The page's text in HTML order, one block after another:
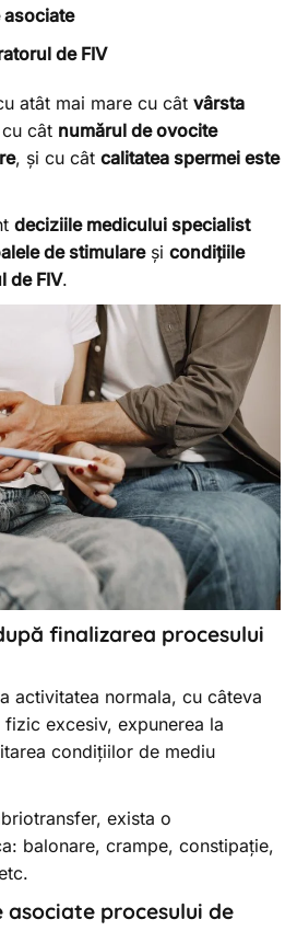
de FIV
atât mai mare cu cât vârsta
cât numărul de ovocite
, și cu cât calitatea spermei este
deciziile medicului specialist
de stimulareși condițiile
de FIV.
finalizarea procesului
activitatea normala, cu câteva
excesiv, expunerea la
condițiilor de mediu
exista o
balonare, crampe, constipație,
asociate procesului de